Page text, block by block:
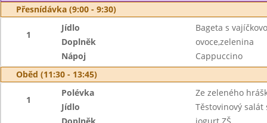
Přesnídávka (9:00 - 9:30)
1
Jídlo
Bageta s
Doplněk
ovoce,zelenina
Nápoj
Cappuccino
Oběd (11:30 - 13:45)
1
Polévka
Ze zeleného
Jídlo
Těstovinový